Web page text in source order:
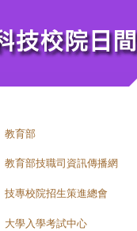
教育部
教育部技職司資訊傳播網
技專校院招生策進總會
大學入學考試中心